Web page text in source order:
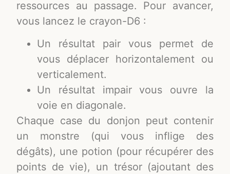
ressources au passage. Pour avancer,
vous lancez le crayon-D6 :
Un résultat pair vous permet de
vous déplacer horizontalement ou
verticalement.
Un résultat impair vous ouvre la
voie en diagonale.
Chaque case du donjon peut contenir
un monstre (qui vous inflige des
dégâts), une potion (pour récupérer des
points de vie), un trésor (ajoutant des